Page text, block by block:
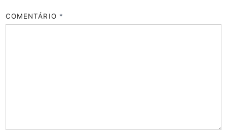
COMENTÁRIO *